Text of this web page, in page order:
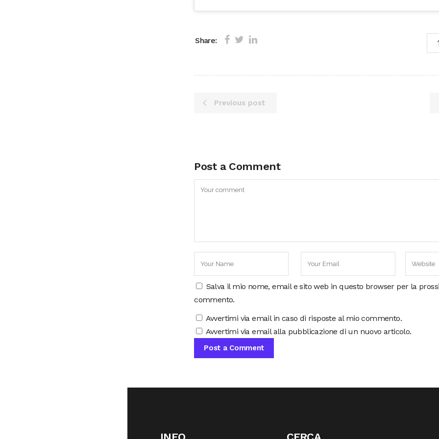
Share:
Previous post
Post a Comment
Salva il mio nome, email e sito web in questo browser per la
commento.
Avvertimi via email in caso di risposte al mio commento.
Avvertimi via email alla pubblicazione di un nuovo articolo.